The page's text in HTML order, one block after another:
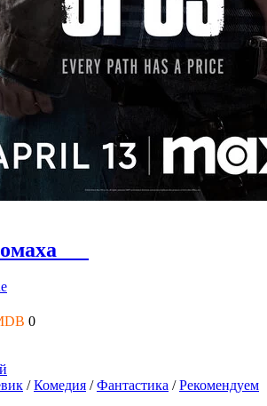
0
/Комедия /Фантастика /Рекомендуем